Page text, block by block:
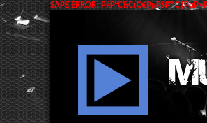
SAPE ERROR: РќР°СЂСѓС€РµРЅР°